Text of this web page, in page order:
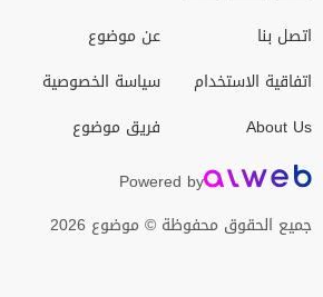
اتصل بنا
اتفاقية الاستخدام
About Us
عن موضوع
سياسة الخصوصية
فريق موضوع
Powered by
جميع الحقوق محفوظة © موضوع 2026